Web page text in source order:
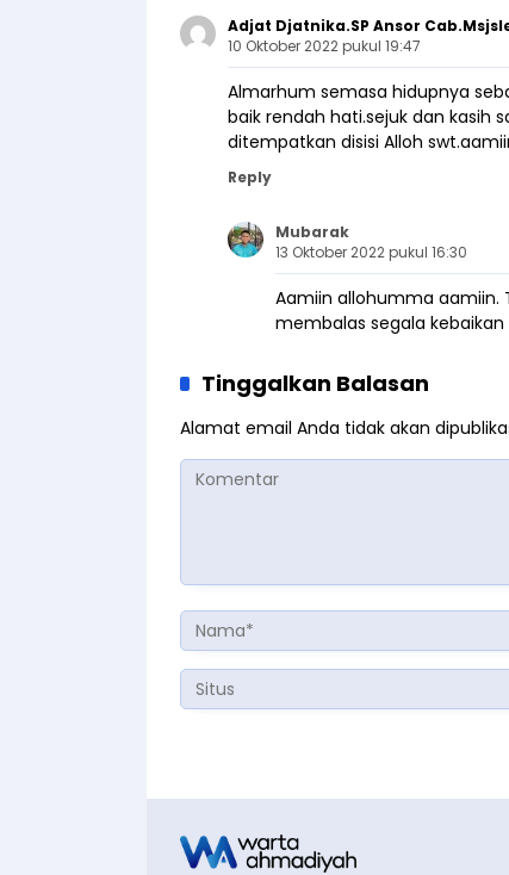
Adjat Djatnika.SP Ansor
10 Oktober 2022 pukul 19:47
Almarhum semasa hidupnya
baik rendah hati.sejuk dan kasih
ditempatkan disisi Alloh
Reply
Mubarak
13 Oktober 2022 pukul 16:30
Aamiin allohumma aamiin.
membalas segala kebaikan
Tinggalkan Balasan
Alamat email Anda tidak akan